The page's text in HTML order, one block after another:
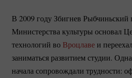
В 2009 году Збигнев Рыбчиньский
Министерства культуры основал
технологий во Вроцлавеи
заниматься развитием студии.
начала сопровождали трудности: